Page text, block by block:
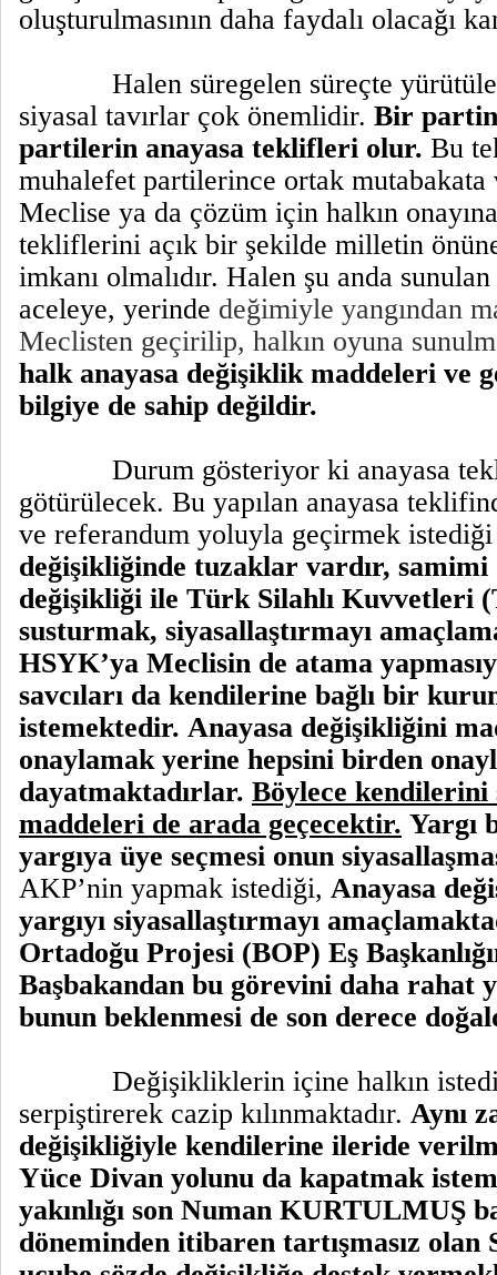
oluşturulmasının daha faydalı olacağı
Halen süregelen süreçte
siyasal tavırlar çok önemlidir. Bir
partilerin anayasa teklifleri olur. Bu
muhalefet partilerince ortak mutabakata
Meclise ya da çözüm için halkın
tekliflerini açık bir şekilde milletin
imkanı olmalıdır. Halen şu anda
aceleye, yerinde değimiyle yangından
Meclisten geçirilip, halkın oyuna
halk anayasa değişiklik maddeleri ve
bilgiye de sahip değildir.
Durum gösteriyor ki anayasa
götürülecek. Bu yapılan anayasa
ve referandum yoluyla geçirmek
değişikliğinde tuzaklar vardır, samimi
değişikliği ile Türk Silahlı Kuvvetleri
susturmak, siyasallaştırmayı
HSYK’ya Meclisin de atama
savcıları da kendilerine bağlı bir
istemektedir. Anayasa değişikliğini
onaylamak yerine hepsini birden
dayatmaktadırlar. Böylece kendilerini
maddeleri de arada geçecektir. Yargı
yargıya üye seçmesi onun
AKP’nin yapmak istediği, Anayasa
yargıyı siyasallaştırmayı
Ortadoğu Projesi (BOP) Eş
Başbakandan bu görevini daha rahat
bunun beklenmesi de son derece
Değişikliklerin içine halkın
serpiştirerek cazip kılınmaktadır. Aynı
değişikliğiyle kendilerine ileride
Yüce Divan yolunu da kapatmak
yakınlığı son Numan KURTULMUŞ
döneminden itibaren tartışmasız olan